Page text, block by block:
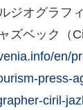
ジオグラフ
ズベック（
en/
press-
ciril-